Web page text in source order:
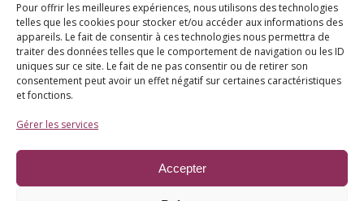
Pour offrir les meilleures expériences, nous utilisons des technologies
telles que les cookies pour stocker et/ou accéder aux informations des
appareils. Le fait de consentir à ces technologies nous permettra de
traiter des données telles que le comportement de navigation ou les ID
uniques sur ce site. Le fait de ne pas consentir ou de retirer son
consentement peut avoir un effet négatif sur certaines caractéristiques
et fonctions.
Gérer les services
Accepter